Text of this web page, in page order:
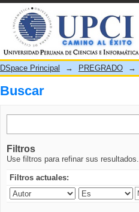
Buscar
DSpace Principal → PREGRADO →
Buscar
Filtros
Use filtros para refinar sus resultados.
Filtros actuales: